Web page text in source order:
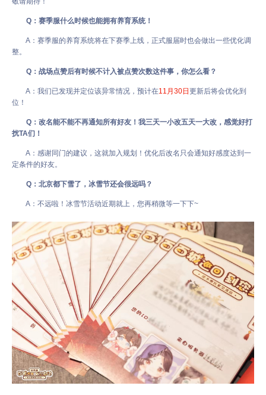
Q：赛季服什么时候也能拥有养育系统！
A：赛季服的养育系统将在下赛季上线，正式服届时也会做出一些优化调
整。
Q：战场点赞后有时候不计入被点赞次数这件事，你怎么看？
A：我们已发现并定位该异常情况，预计在11月30日 更新后将会优化到
位！
Q：改名能不能不再通知所有好友！我三天一小改五天一大改，感觉好打
扰TA们！
A：感谢同门的建议，这就加入规划！优化后改名只会通知好感度达到一
定条件的好友。
Q：北京都下雪了，冰雪节还会很远吗？
A：不远啦！冰雪节活动近期就上，您再稍微等一下下~